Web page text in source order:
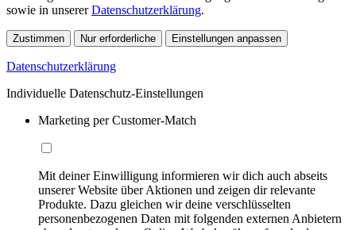
sowie in unsererDatenschutzerklärung.
Zustimmen Nur erforderliche Einstellungen anpassen
Datenschutzerklärung
Individuelle Datenschutz-Einstellungen
Marketing per Customer-Match
Mit deiner Einwilligung informieren wir dich auch abseits
unserer Website über Aktionen und zeigen dir relevante
Produkte. Dazu gleichen wir deine verschlüsselten
personenbezogenen Daten mit folgenden externen Anbietern